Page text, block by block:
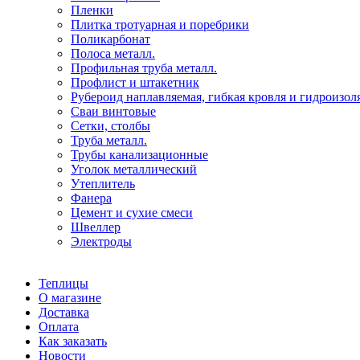
Пленки
Плитка тротуарная и поребрики
Поликарбонат
Полоса металл.
Профильная труба металл.
Профлист и штакетник
Рубероид наплавляемая, гибкая кровля и
Сваи винтовые
Сетки, столбы
Труба металл.
Трубы канализационные
Уголок металлический
Утеплитель
Фанера
Цемент и сухие смеси
Швеллер
Электроды
Теплицы
О магазине
Доставка
Оплата
Как заказать
Новости